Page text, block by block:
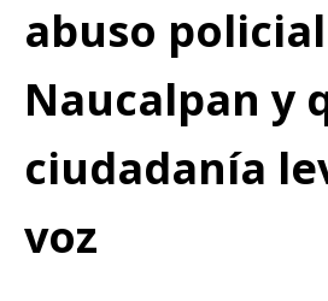
abuso
Naucalpan y
ciudadanía
voz